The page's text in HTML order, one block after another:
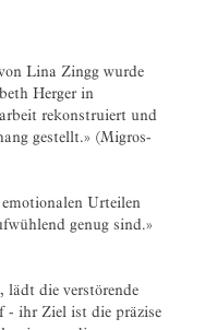
Lina Zingg wurde
Herger in
rekonstruiert und
gestellt.» (Migros-
Urteilen
genug sind.»
lädt die verstörende
- ihr Ziel ist die präzise